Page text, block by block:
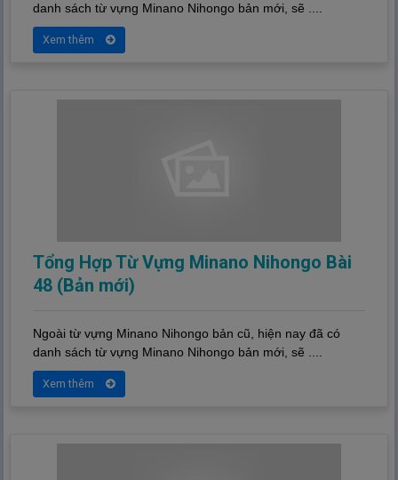
danh sách từ vựng Minano Nihongo bản mới, sẽ ....
Xem thêm
Tổng Hợp Từ Vựng Minano Nihongo Bài
48 (Bản mới)
Ngoài từ vựng Minano Nihongo bản cũ, hiện nay đã có
danh sách từ vựng Minano Nihongo bản mới, sẽ ....
Xem thêm